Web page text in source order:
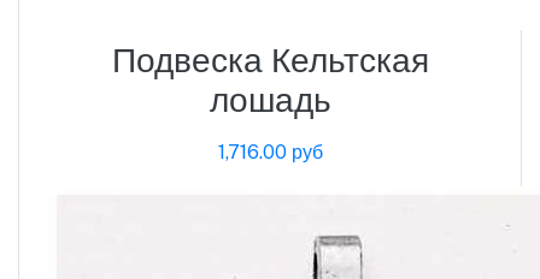
Подвеска Кельтская
лошадь
1,716.00 руб